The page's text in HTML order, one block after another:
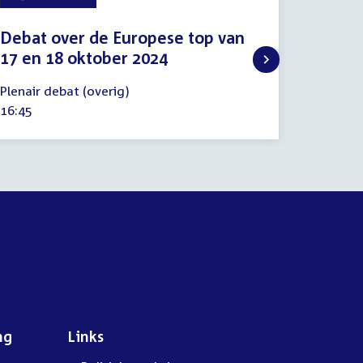
Debat over de Europese top van
17 en 18 oktober 2024
oktober
2024
Plenair debat (overig)
Tijd
16:45
Links